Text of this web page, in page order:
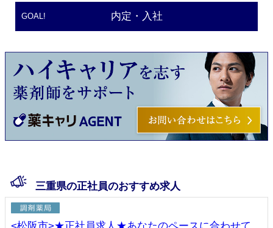
GOAL! 内定・入社
三重県の正社員のおすすめ求人